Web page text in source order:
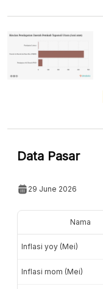
Data Pasar
29 June 2026
Nama
Inflasi yoy (Mei)
Inflasi mom (Mei)